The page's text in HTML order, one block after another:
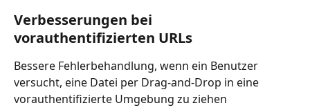
Verbesserungen bei
vorauthentifizierten URLs
Bessere Fehlerbehandlung, wenn ein Benutzer
versucht, eine Datei per Drag-and-Drop in eine
vorauthentifizierte Umgebung zu ziehen